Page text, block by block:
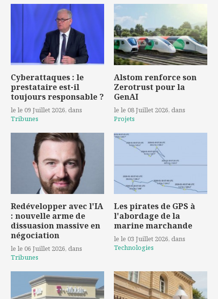
Cyberattaques : le
prestataire est-il
toujours responsable ?
le le 09 Juillet 2026, dans
Tribunes
Alstom renforce son
Zerotrust pour la
GenAI
le le 08 Juillet 2026, dans
Projets
Redévelopper avec l'IA
: nouvelle arme de
dissuasion massive en
négociation
le le 06 Juillet 2026, dans
Tribunes
Les pirates de GPS à
l'abordage de la
marine marchande
le le 03 Juillet 2026, dans
Technologies